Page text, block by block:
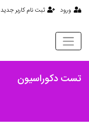
ورود ثبت نام کاربر جدید
تست دکوراسیون